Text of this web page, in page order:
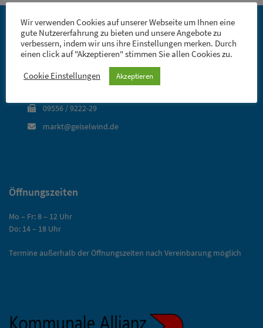
Markt Geiselwind
Marktplatz 1
96160 Geiselwind
09556 / 9222-29
markt@geiselwind.de
Öffnungszeiten
Mo – Fr: 8 – 12 Uhr
Do: 14 – 18 Uhr
Termine außerhalb der Öffnungszeiten nach Vereinbarung möglich
Wir verwenden Cookies auf unserer Webseite um Ihnen eine
gute Nutzererfahrung zu bieten und unsere Angebote zu
verbessern, indem wir uns ihre Einstellungen merken. Durch
einen click auf "Akzeptieren" stimmen Sie allen Cookies zu.
Cookie Einstellungen Akzeptieren